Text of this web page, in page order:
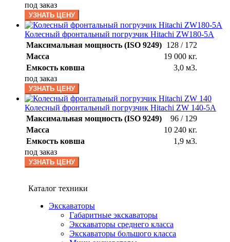
под заказ
УЗНАТЬ ЦЕНУ
Колесный фронтальный погрузчик Hitachi ZW180-5A
Максимальная мощность (ISO 9249) 128 / 172
Масса
19 000 кг.
Емкость ковша
3,0 м3.
под заказ
УЗНАТЬ ЦЕНУ
Колесный фронтальный погрузчик Hitachi ZW 140-5A
Максимальная мощность (ISO 9249)
96 / 129
Масса
10 240 кг.
Емкость ковша
1,9 м3.
под заказ
УЗНАТЬ ЦЕНУ
Каталог техники
Экскаваторы
Габаритные экскаваторы
Экскаваторы среднего класса
Экскаваторы большого класса